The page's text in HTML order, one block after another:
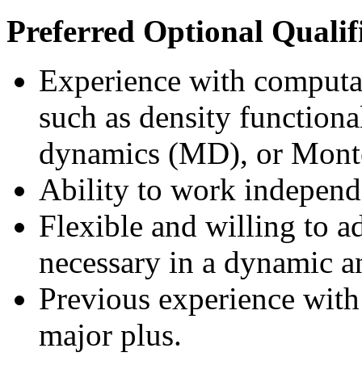
Preferred Optional
Experience with
such as density
dynamics (MD), or
Ability to work
Flexible and willing to
necessary in a dynamic
Previous experience
major plus.